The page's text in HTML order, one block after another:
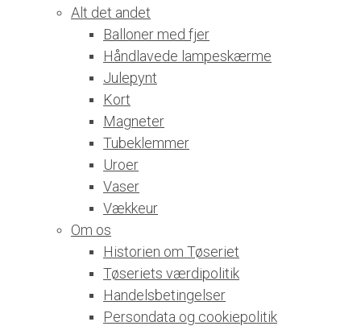
Alt det andet
Balloner med fjer
Håndlavede lampeskærme
Julepynt
Kort
Magneter
Tubeklemmer
Uroer
Vaser
Vækkeur
Om os
Historien om Tøseriet
Tøseriets værdipolitik
Handelsbetingelser
Persondata og cookiepolitik